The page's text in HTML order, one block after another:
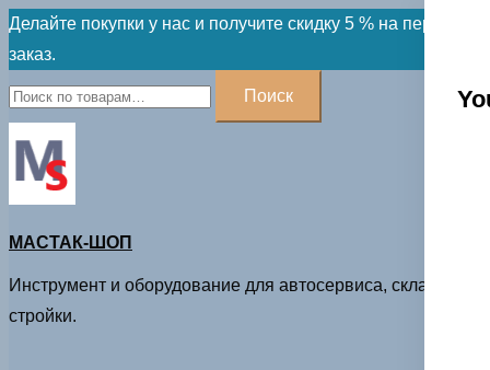
Skip
to
content
Делайте покупки у нас и получите скидку 5 % на первый
заказ.
Искать:
Поиск
МАСТАК-ШОП
Инструмент и оборудование для автосервиса, склада и
стройки.